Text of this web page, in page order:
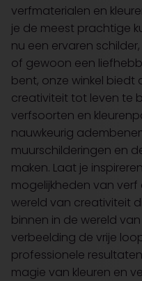
verfmaterialen en
je de meest prachtige
nu een ervaren
of gewoon een
bent, onze winkel biedt
creativiteit tot leven te
verfsoorten en
nauwkeurig
muurschilderingen en
maken. Laat je
mogelijkheden van
wereld van creativiteit
binnen in de wereld
verbeelding de vrije
professionele
magie van kleuren en